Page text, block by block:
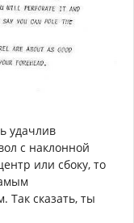
удачлив
с наклонной
или сбоку, то
Так сказать, ты